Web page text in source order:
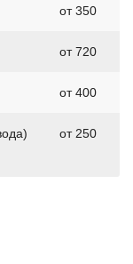
от 350
от 720
от 400
от 250